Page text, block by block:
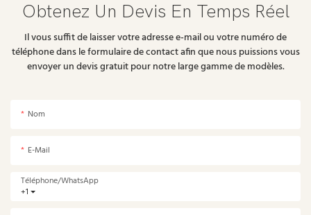
Obtenez Un Devis En Temps Réel
Il vous suffit de laisser votre adresse e-mail ou votre numéro de
téléphone dans le formulaire de contact afin que nous puissions vous
envoyer un devis gratuit pour notre large gamme de modèles.
Nom
E-Mail
+1
Téléphone/WhatsApp